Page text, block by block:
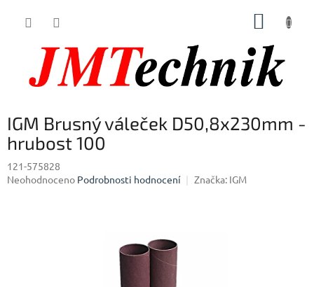
IGM Brusný váleček D50,8x230mm -
hrubost 100
121-575828
Průměrné
Neohodnoceno Podrobnosti hodnocení Značka: IGM